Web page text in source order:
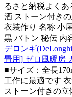
るさと納税よく
酒 ストーン付き
衣装作り 名称 小
黒 バトン 秘伝 内
デロンギ
畳用] ゼロ風暖房
■サイズ：全長
工作に最適です
ストーン付きの